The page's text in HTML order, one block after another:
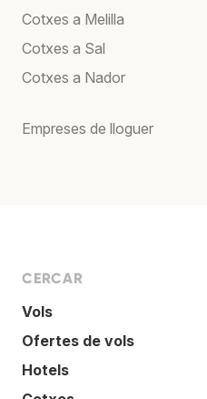
Cotxes a Melilla
Cotxes a Sal
Cotxes a Nador
Empreses de lloguer
CERCAR
Vols
Ofertes de vols
Hotels